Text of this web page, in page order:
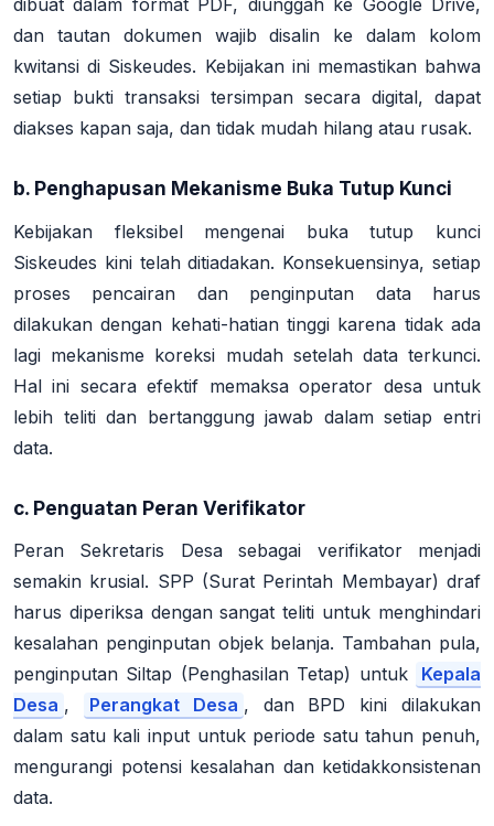
dibuat dalam format PDF, diunggah ke Google Drive,
dan tautan dokumen wajib disalin ke dalam kolom
kwitansi di Siskeudes. Kebijakan ini memastikan bahwa
setiap bukti transaksi tersimpan secara digital, dapat
diakses kapan saja, dan tidak mudah hilang atau rusak.
b. Penghapusan Mekanisme Buka Tutup Kunci
Kebijakan fleksibel mengenai buka tutup kunci
Siskeudes kini telah ditiadakan. Konsekuensinya, setiap
proses pencairan dan penginputan data harus
dilakukan dengan kehati-hatian tinggi karena tidak ada
lagi mekanisme koreksi mudah setelah data terkunci.
Hal ini secara efektif memaksa operator desa untuk
lebih teliti dan bertanggung jawab dalam setiap entri
data.
c. Penguatan Peran Verifikator
Peran Sekretaris Desa sebagai verifikator menjadi
semakin krusial. SPP (Surat Perintah Membayar) draf
harus diperiksa dengan sangat teliti untuk menghindari
kesalahan penginputan objek belanja. Tambahan pula,
penginputan Siltap (Penghasilan Tetap) untuk
Kepala
Desa , Perangkat Desa , dan BPD kini dilakukan
dalam satu kali input untuk periode satu tahun penuh,
mengurangi potensi kesalahan dan ketidakkonsistenan
data.